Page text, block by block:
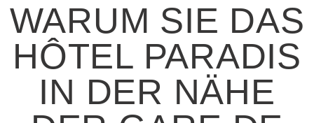
WARUM SIE DAS
HÔTEL PARADIS
IN DER NÄHE